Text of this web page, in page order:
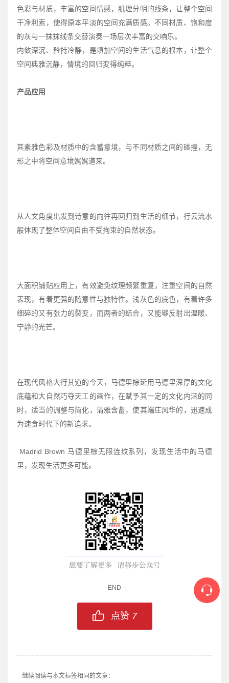
色彩与材质，丰富的空间情感，肌理分明的线条，让整个空间
干净利索，使得原本平淡的空间充满质感。不同材质、饱和度
的灰与一抹抹线条交替演奏一场层次丰富的交响乐。
内敛深沉、矜持冷静，是填加空间的生活气息的根本，让整个
空间典雅沉静，情境的回归変得纯粹。
产品应用
其素雅色彩及材质中的含蓄意境，与不同材质之间的碰撞，无
形之中将空间意境娓娓道来。
从人文角度出发到诗意的向往再回归到生活的细节，行云流水
般体现了整体空间自由不受拘束的自然状态。
大面积铺贴应用上，有效避免纹理频繁重复，注重空间的自然
表现，有着更强的随意性与独特性。浅灰色的底色，有着许多
细碎的又有张力的裂变，而两者的结合，又能够反射出温暖、
宁静的光芒。
在现代风格大行其道的今天，马德里棕延用马德里深厚的文化
底蕴和大自然巧夺天工的画作，在赋予其一定的文化内涵的同
时，适当的调整与简化，清雅含蓄，使其端庄风华的，迅速成
为速食时代下的新追求。
Madrid Brown 马德里棕无限连纹系列，发现生活中的马德
里，发现生活更多可能。
- END -
点赞 7
继续阅读与本文标签相同的文章：